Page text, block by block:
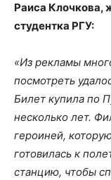
Раиса Клочкова,
студентка РГУ:
«Из рекламы
посмотреть
Билет купила по
несколько лет.
героиней,
готовилась к
станцию, чтобы